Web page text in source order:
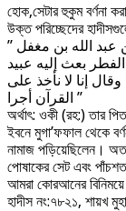
হোক,সেটার হুকুম বর্ণনা
উক্ত পরিচ্ছেদের
” حدثنا وكيع قال حدثني أبي عن أبي إسحاق عن عبد الله بن مغفل
بعث إليه عبيد
إنا لا نأخذ على
القرآن أجرا ”
অর্থাৎ: ওকী (রহ:) তার
ইবনে মুগা’ফফাল থেকে
নামাজ পড়িয়েছিলেন।
পোষাকের সেট এবং
আমরা কোরআনের
হাদীস নং:৭৮২১, শায়খ